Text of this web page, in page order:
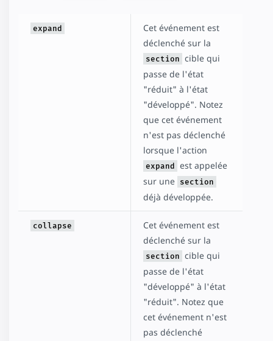
expand
Cet événement est
déclenché sur la
section cible qui
passe de l'état
"réduit" à l'état
"développé". Notez
que cet événement
n'est pas déclenché
lorsque l'action
expand est appelée
sur une section
déjà développée.
collapse
Cet événement est
déclenché sur la
section cible qui
passe de l'état
"développé" à l'état
"réduit". Notez que
cet événement n'est
pas déclenché